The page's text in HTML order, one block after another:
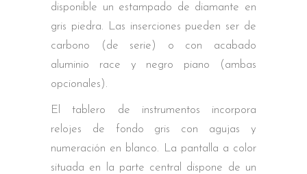
disponible un estampado de diamante en
gris piedra. Las inserciones pueden ser de
carbono (de serie) o con acabado
aluminio race y negro piano (ambas
opcionales).
El tablero de instrumentos incorpora
relojes de fondo gris con agujas y
numeración en blanco. La pantalla a color
situada en la parte central dispone de un